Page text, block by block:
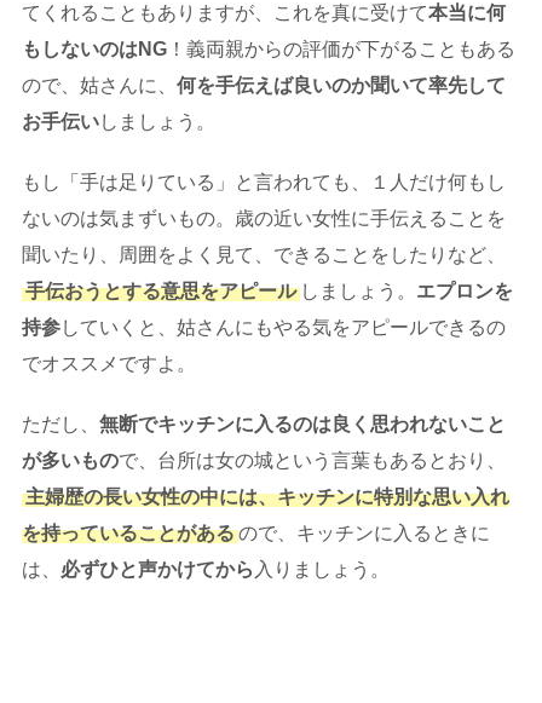
てくれることもありますが、これを真に受けて本当に何
もしないのは NG ！義両親からの評価が下がることもある
ので、姑さんに、 何を手伝えば良いのか聞いて率先して
お手伝いしましょう。
もし「手は足りている」と言われても、１人だけ何もし
ないのは気まずいもの。歳の近い女性に手伝えることを
聞いたり、周囲をよく見て、できることをしたりなど、
手伝おうとする意思をアピール しましょう。 エプロンを
持参していくと、姑さんにもやる気をアピールできるの
でオススメですよ。
ただし、 無断でキッチンに入るのは良く思われないこと
が多いもので、台所は女の城という言葉もあるとおり、
主婦歴の長い女性の中には、キッチンに特別な思い入れ
を持っていることがあるので、キッチンに入るときに
は、 必ずひと声かけてから 入りましょう。